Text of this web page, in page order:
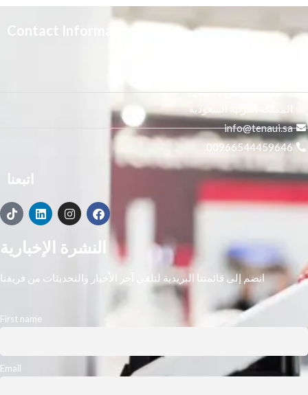
الصيانة من إبسون على تشغيل
الطابعة بسلاسة ويساعد على منع
أداء لها.
Contact Information
النور, الرياض 14271,
المملكة العربية السعودية
info@tenaui.sa
00966544459646
اتبعنا
النشرة الإخبارية
انضم إلى قائمتنا البريدية لتلقي آخر الأخبار والتحديثات من فريقنا
First name
Email